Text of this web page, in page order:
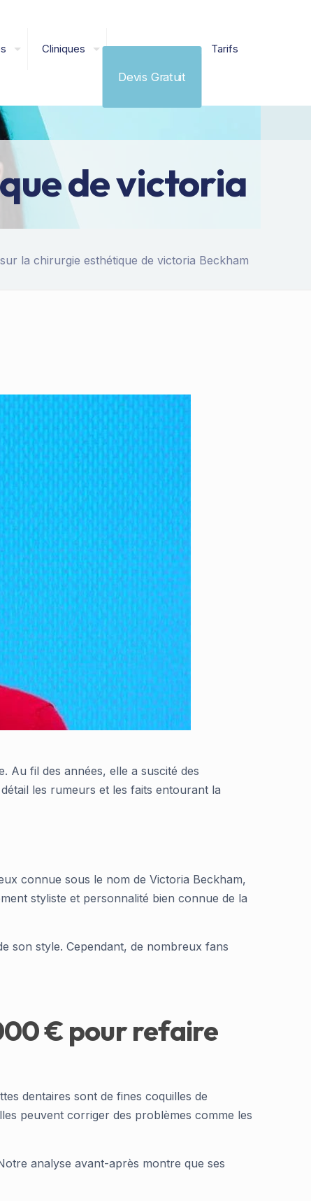
Cliniques
Devis Gratuit
Tarifs
de victoria
la chirurgie esthétique de victoria Beckham
Au fil des années, elle a suscité des
les rumeurs et les faits entourant la
connue sous le nom de Victoria Beckham,
styliste et personnalité bien connue de la
son style. Cependant, de nombreux fans
€ pour refaire
dentaires sont de fines coquilles de
peuvent corriger des problèmes comme les
analyse avant-après montre que ses